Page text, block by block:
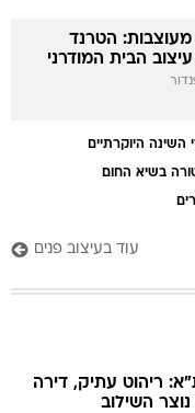
מעוצבות: הטרנד
הבית המודרני
היוקרתיים
בשיא החום
עוד בעיצוב פנים
ריהוט עתיק, דירה
השילוב